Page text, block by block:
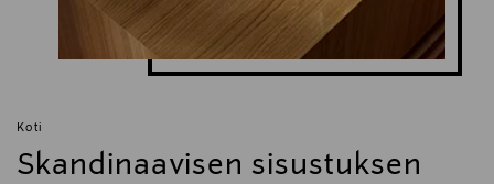
Koti
Skandinaavisen sisustuksen